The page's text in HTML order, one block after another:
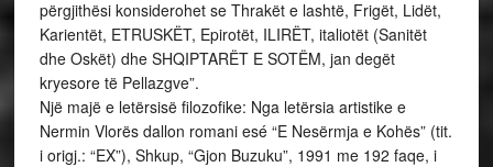
Një majë e letërsisë filozofike: Nga letërsia artistike e
Nermin Vlorës dallon romani esé “E Nesërmja e Kohës” (tit.
i origj.: “EX”), Shkup, “Gjon Buzuku”, 1991 me 192 faqe, i